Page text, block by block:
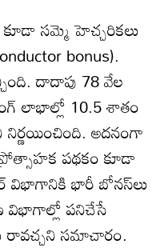
సమ్మె హెచ్చరికలు
bonus).
దాదాపు 78 వేల
లాభాల్లో 10.5 శాతం
అదనంగా
పథకం కూడా
విభాగానికి భారీ బోనస్‌లు
విభాగాల్లో పనిచేసే
రావచ్చని సమాచారం.